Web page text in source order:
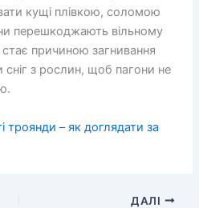
кущі плівкою, соломою
перешкоджають вільному
причиною загнивання
з рослин, щоб пагони не
троянди – як доглядати за
ДАЛІ